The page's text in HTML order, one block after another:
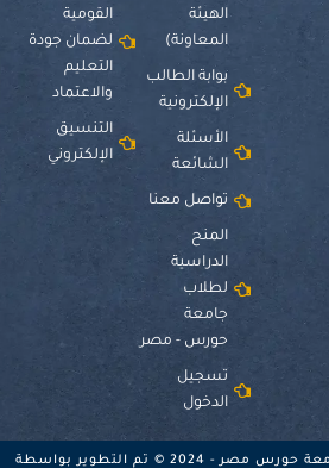
الهيئة
المعاونة)
بوابة الطالب
الإلكترونية
الأسئلة
الشائعة
تواصل معنا
المنح
الدراسية
لطلاب
جامعة
حورس - مصر
تسجيل
الدخول
القومية
لضمان جودة
التعليم
والاعتماد
التنسيق
الإلكتروني
جميع الحقوق محفوظة لجامعة حورس مصر - 2024 © تم التطوير بواسطة